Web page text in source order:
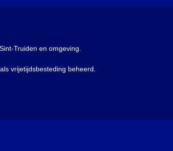
Truiden en omgeving.
vrijetijdsbesteding beheerd.